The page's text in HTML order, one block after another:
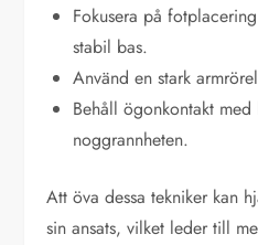
Fokusera på
stabil bas.
Använd en stark
Behåll ögonkontakt
noggrannheten.
Att öva dessa tekniker kan
sin ansats, vilket leder till